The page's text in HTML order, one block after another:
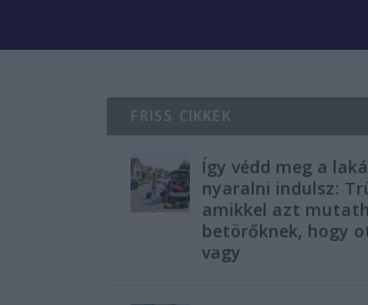
FRISS CIKKEK
Így védd meg a
nyaralni indulsz:
amikkel azt
betörőknek, hogy
vagy